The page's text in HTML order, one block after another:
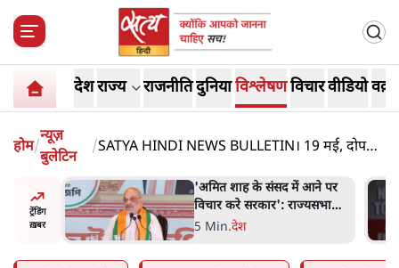
देशराज्य राजनीतिदुनियाविश्लेषणविचारवीडियो
होम/
न्यूज़
बुलेटिन
/SATYA HINDI NEWS BULLETIN। 19 मई, दोपहर
ट्रेंडिंग
ख़बर
का
हैं'
'अमित शाह के संसद में आने पर
विचार करे सरकार': राज्यसभा
सभापति ने केंद्र से कहा
5 Min.देश